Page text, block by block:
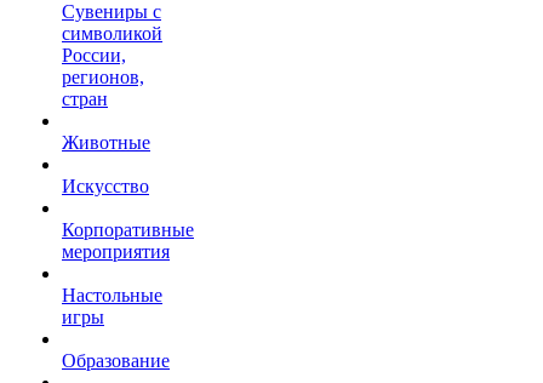
Сувениры с
символикой
России,
регионов,
стран
Животные
Искусство
Корпоративные
мероприятия
Настольные
игры
Образование